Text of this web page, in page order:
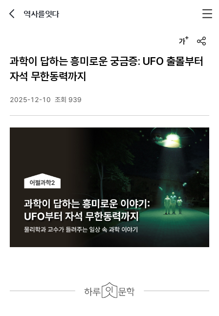
역사를잇다
u
r
과학이 답하는 흥미로운 궁금증: UFO 출몰부터
자석 무한동력까지
2025-12-10 조회 939